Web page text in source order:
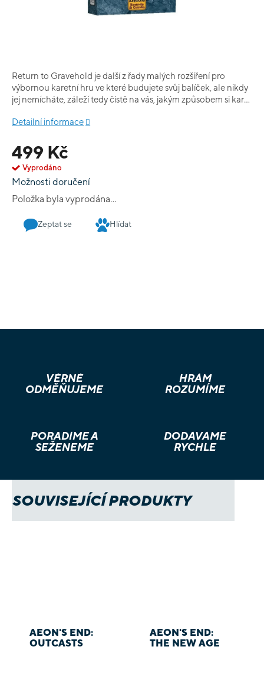
499 Kč
Vyprodáno
Možnosti doručení
Položka byla vyprodána…
Return to Gravehold je další z řady malých rozšíření pro
výbornou karetní hru ve které budujete svůj balíček, ale nikdy
jej nemícháte, záleží tedy čistě na vás, jakým způsobem si karty
několik nových karet a pokladů.
Detailní informace
Zeptat se Hlídat
VĚRNÉ
ODMĚŇUJEME
HRÁM
ROZUMÍME
PORADÍME A
SEŽENEME
DODÁVÁME
RYCHLE
SOUVISEJÍCÍ PRODUKTY
AEON'S END:
OUTCASTS
AEON'S END:
THE NEW AGE